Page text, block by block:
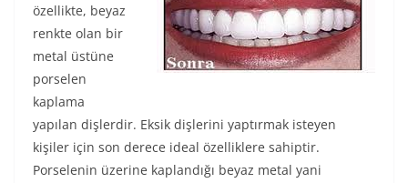
özellikte, beyaz
renkte olan bir
metal üstüne
porselen
kaplama
yapılan dişlerdir. Eksik dişlerini yaptırmak isteyen
kişiler için son derece ideal özelliklere sahiptir.
Porselenin üzerine kaplandığı beyaz metal yani